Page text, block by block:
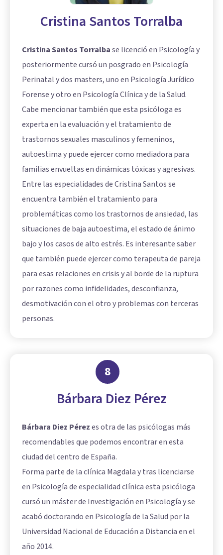
Cristina Santos Torralba
Cristina Santos Torralbase licenció en Psicología y
posteriormente cursó un posgrado en Psicología
Perinatal y dos masters, uno en Psicología Jurídico
Forense y otro en Psicología Clínica y de la Salud.
Cabe mencionar también que esta psicóloga es
experta en la evaluación y el tratamiento de
trastornos sexuales masculinos y femeninos,
autoestimay puede ejercer como mediadora para
familias envueltas en dinámicas tóxicas y agresivas.
Entre las especialidades de Cristina Santos se
encuentra también el tratamiento para
problemáticas como los trastornos de ansiedad, las
situaciones de baja autoestima, el estado de ánimo
bajo y los casos de alto estrés. Es interesante saber
que también puede ejercer como terapeuta de pareja
para esas relaciones en crisis y al borde de la ruptura
por razones como infidelidades, desconfianza,
desmotivación con el otro y problemas con terceras
personas.
8
Bárbara Diez Pérez
Bárbara Diez Pérezes otra de las psicólogas más
recomendables que podemos encontrar en esta
ciudad del centro de España.
Forma parte de la clínica Magdala y tras licenciarse
en Psicología de especialidad clínica esta psicóloga
cursó un máster de Investigación en Psicología y se
acabó doctorando en Psicología de la Salud por la
Universidad Nacional de Educación a Distancia en el
año 2014.